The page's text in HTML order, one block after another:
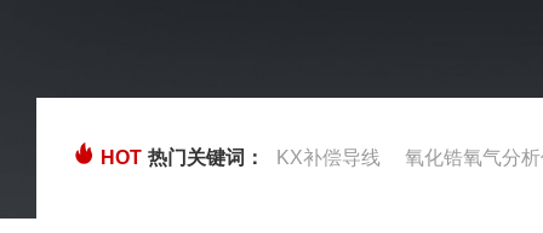
HOT 热门关键词： KX补偿导线 氧化锆氧气分